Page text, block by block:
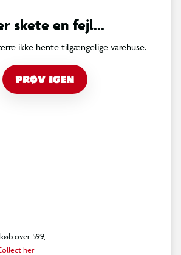
skete en fejl...
ikke hente tilgængelige varehuse.
PRØV IGEN
over 599,-
her